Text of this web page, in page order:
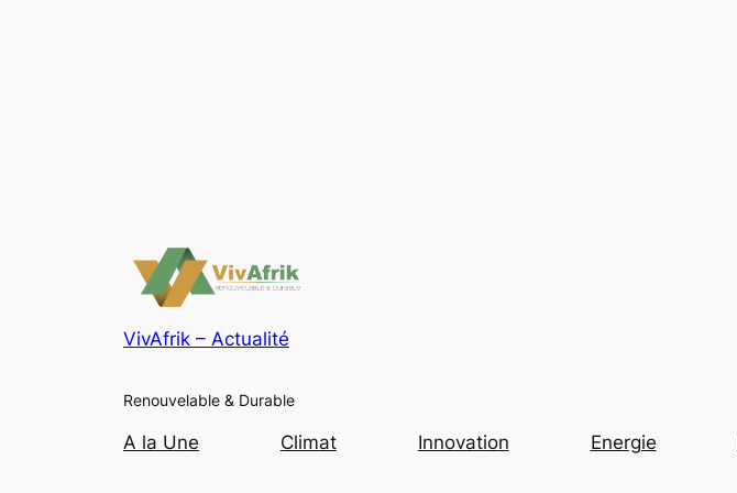
VivAfrik – Actualité
Renouvelable & Durable
A la Une Climat Innovation Energie